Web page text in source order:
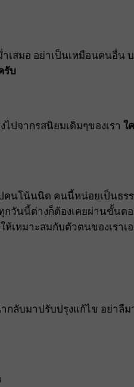
สมอ อย่าเป็นเหมือนคนอื่น บ
รับ
ปจากรสนิยมเดิมๆของเรา ใ
นโน้นนิด คนนี้หน่อยเป็นธรร
วันนี้ต่างก็ต้องเคยผ่านขั้นต
เหมาะสมกับตัวตนของเราเอ
กลับมาปรับปรุงแก้ไข อย่าลื